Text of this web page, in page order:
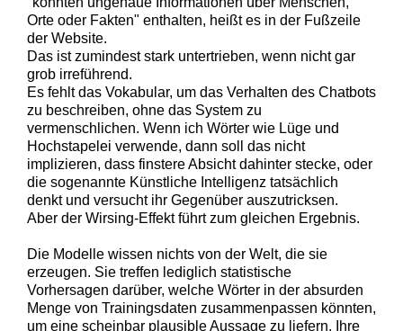
Orte oder Fakten" enthalten, heißt es in der Fußzeile
der Website.
Das ist zumindest stark untertrieben, wenn nicht gar
grob irreführend.
Es fehlt das Vokabular, um das Verhalten des Chatbots
zu beschreiben, ohne das System zu
vermenschlichen. Wenn ich Wörter wie Lüge und
Hochstapelei verwende, dann soll das nicht
implizieren, dass finstere Absicht dahinter stecke, oder
die sogenannte Künstliche Intelligenz tatsächlich
denkt und versucht ihr Gegenüber auszutricksen.
Aber der Wirsing-Effekt führt zum gleichen Ergebnis.
Die Modelle wissen nichts von der Welt, die sie
erzeugen. Sie treffen lediglich statistische
Vorhersagen darüber, welche Wörter in der absurden
Menge von Trainingsdaten zusammenpassen könnten,
um eine scheinbar plausible Aussage zu liefern. Ihre